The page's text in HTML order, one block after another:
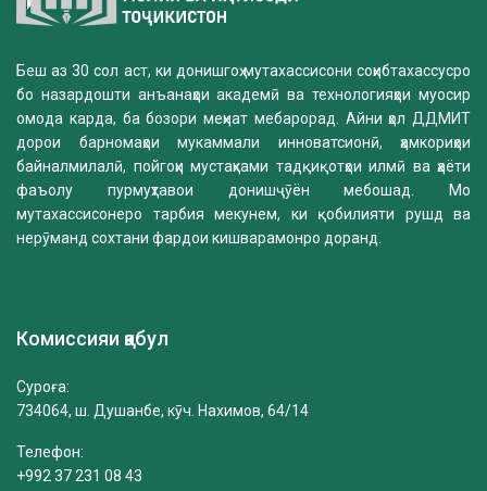
Беш аз 30 сол аст, ки донишгоҳ мутахассисони соҳибтахассусро
бо назардошти анъанаҳои академӣ ва технологияҳои муосир
омода карда, ба бозори меҳнат мебарорад. Айни ҳол ДДМИТ
дорои барномаҳои мукаммали инноватсионӣ, ҳамкориҳои
байналмилалӣ, пойгоҳи мустаҳками тадқиқотҳои илмӣ ва ҳаёти
фаъолу пурмуҳтавои донишҷӯён мебошад. Мо
мутахассисонеро тарбия мекунем, ки қобилияти рушд ва
нерӯманд сохтани фардои кишварамонро доранд.
Комиссияи қабул
Суроға:
734064, ш. Душанбе, кӯч. Нахимов, 64/14
Телефон:
+992 37 231 08 43